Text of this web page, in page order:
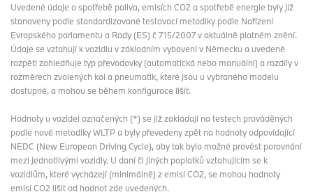
Uvedené údaje o spotřebě paliva, emisích CO2 a spotřebě energie byly již
stanoveny podle standardizované testovací metodiky podle Nařízení
Evropského parlamentu a Rady (ES) č 715/2007 v aktuálně platném znění.
Údaje se vztahují k vozidlu v základním vybavení v Německu a uvedené
rozpětí zohledňuje typ převodovky (automatická nebo manuální) a rozdíly v
rozměrech zvolených kol a pneumatik, které jsou u vybraného modelu
dostupné, a mohou se během konfigurace lišit.
Hodnoty u vozidel označených (*) se již zakládají na testech prováděných
podle nové metodiky WLTP a byly převedeny zpět na hodnoty odpovídající
NEDC (New European Driving Cycle), aby tak bylo možné provést porovnání
mezi jednotlivými vozidly. U daní či jiných poplatků vztahujícím se k
vozidlům, které vycházejí (minimálně) z emisí CO2, se mohou hodnoty
emisí CO2 lišit od hodnot zde uvedených.